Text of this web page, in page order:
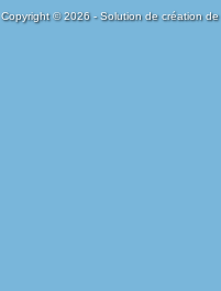
Copyright © 2026 - Solution de création